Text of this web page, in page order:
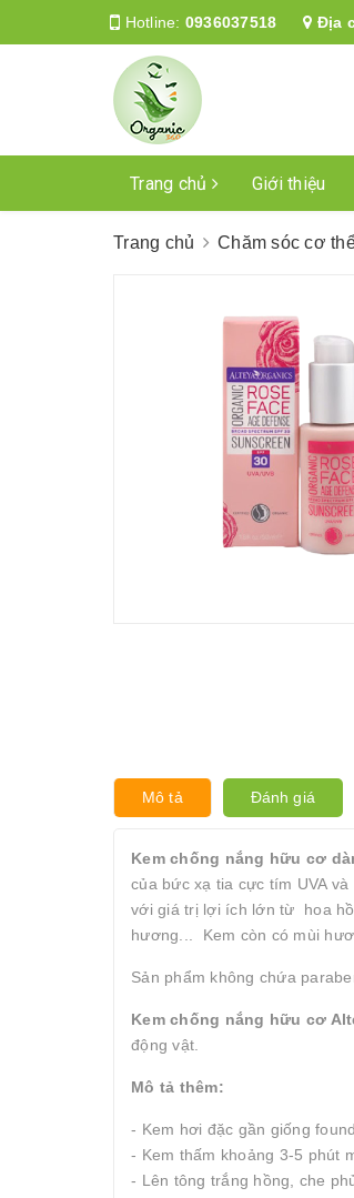
Hotline: 0936037518 Địa
Trang chủ Giới thiệu
Trang chủ Chăm sóc cơ
Mô tả Đánh giá
Kem chống nắng hữu cơ
của bức xạ tia cực tím UVA
với giá trị lợi ích lớn từ hoa
hương... Kem còn có mùi
Sản phẩm không chứa
Kem chống nắng hữu cơ
động vật.
Mô tả thêm:
- Kem hơi đặc gần giống
- Kem thấm khoảng 3-5 phút
- Lên tông trắng hồng, che